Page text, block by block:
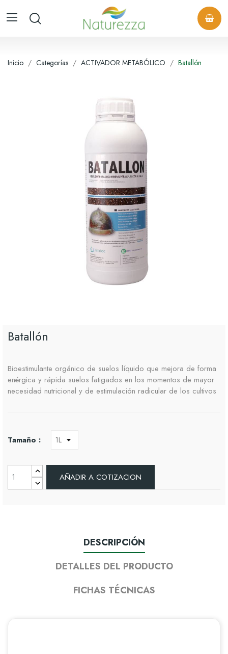
Inicio Categorías ACTIVADOR METABÓLICO Batallón
Batallón
Bioestimulante orgánico de suelos líquido que mejora de forma
enérgica y rápida suelos fatigados en los momentos de mayor
necesidad nutricional y de estimulación radicular de los cultivos
Tamaño :
AÑADIR A COTIZACION
DESCRIPCIÓN
DETALLES DEL PRODUCTO
FICHAS TÉCNICAS